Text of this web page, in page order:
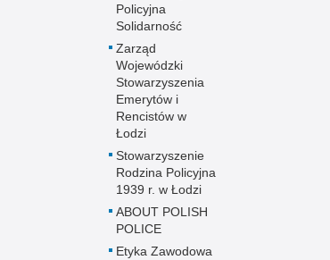
Policyjna
Solidarność
Zarząd
Wojewódzki
Stowarzyszenia
Emerytów i
Rencistów w
Łodzi
Stowarzyszenie
Rodzina Policyjna
1939 r. w Łodzi
ABOUT POLISH
POLICE
Etyka Zawodowa